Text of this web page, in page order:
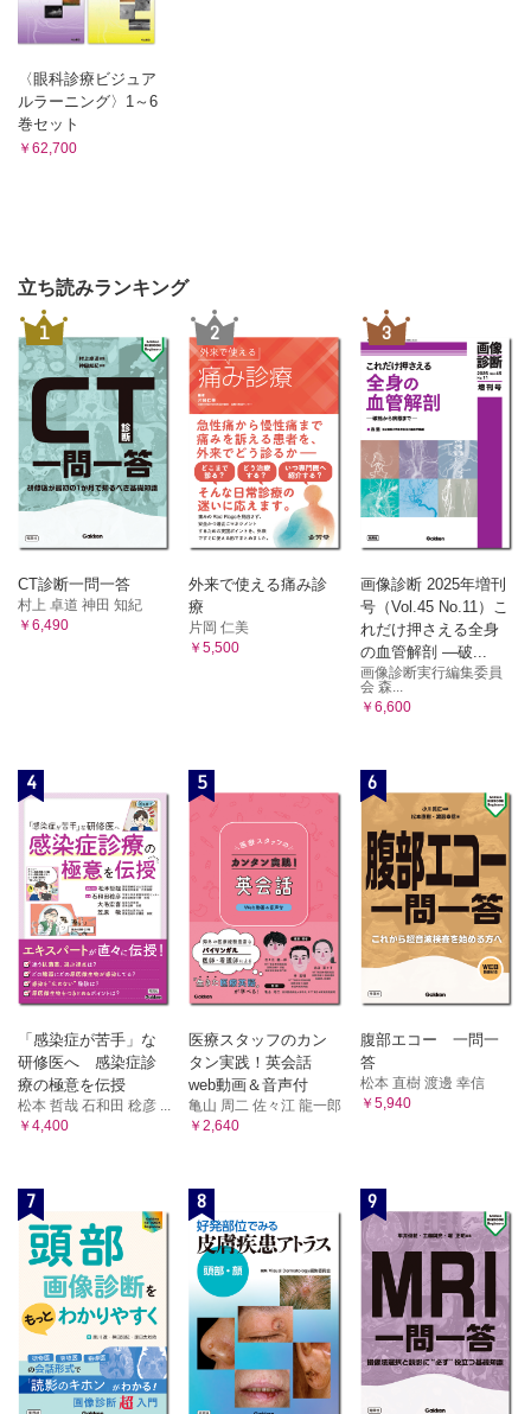
〈眼科診療ビジュア
ルラーニング〉1～6
巻セット
￥62,700
立ち読みランキング
1
CT診断一問一答
村上 卓道 神田 知紀
￥6,490
2
外来で使える痛み診
療
片岡 仁美
￥5,500
3
画像診断 2025年増刊
号（Vol.45 No.11）こ
れだけ押さえる全身
の血管解剖 ―破...
画像診断実行編集委員
会 森...
￥6,600
4
「感染症が苦手」な
研修医へ 感染症診
療の極意を伝授
松本 哲哉 石和田 稔彦 ...
￥4,400
5
医療スタッフのカン
タン実践！英会話
web動画＆音声付
亀山 周二 佐々江 龍一郎
￥2,640
6
腹部エコー 一問一
答
松本 直樹 渡邊 幸信
￥5,940
7 8 9